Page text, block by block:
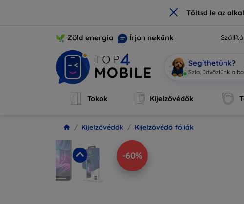
× Töltsd le az
Zöld energia Írjon nekünk
Segíthetünk?
Mobi vagyok,|
Tokok Kijelzővédők
Kijelzővédők Kijelzővédő fóliák
-60%